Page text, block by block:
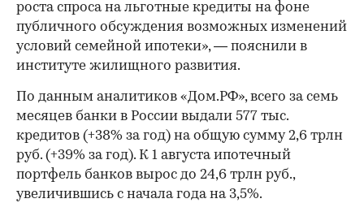
роста спроса на льготные кредиты на фоне
публичного обсуждения возможных изменений
условий семейной ипотеки», — пояснили в
институте жилищного развития.
По данным аналитиков «Дом.РФ», всего за семь
месяцев банки в России выдали 577 тыс.
кредитов (+38% за год) на общую сумму 2,6 трлн
руб. (+39% за год). К 1 августа ипотечный
портфель банков вырос до 24,6 трлн руб.,
увеличившись с начала года на 3,5%.